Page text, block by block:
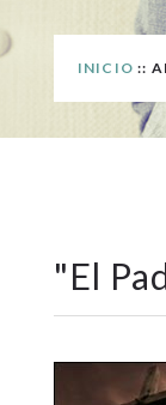
INICIO ::
"El